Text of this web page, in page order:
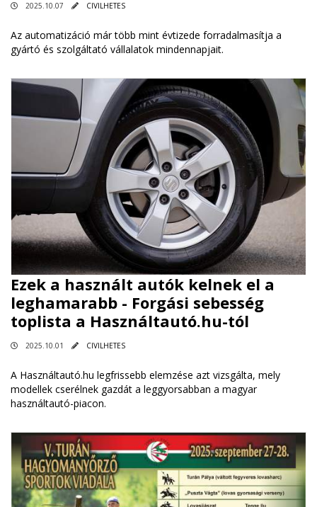
2025.10.07 CIVILHETES
Az automatizáció már több mint évtizede forradalmasítja a
gyártó és szolgáltató vállalatok mindennapjait.
Ezek a használt autók kelnek el a
leghamarabb - Forgási sebesség
toplista a Használtautó.hu-tól
2025.10.01 CIVILHETES
A Használtautó.hu legfrissebb elemzése azt vizsgálta, mely
modellek cserélnek gazdát a leggyorsabban a magyar
használtautó-piacon.